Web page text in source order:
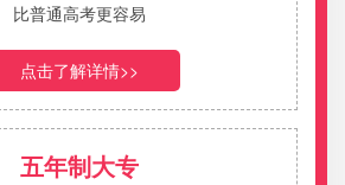
比普通高考更容易
点击了解详情>>
五年制大专